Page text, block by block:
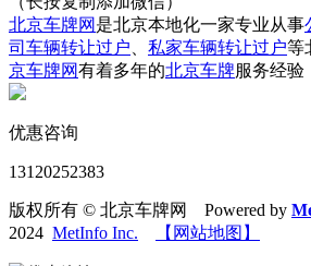
北京车牌网 是北京本地化一家专业从事
司车辆转让过户
私家车辆转让过户等
京车牌网有着多年的北京车牌服务经验
优惠咨询
13120252383
版权所有 © 北京车牌网 Powered by
2024 MetInfo Inc. 【网站地图】